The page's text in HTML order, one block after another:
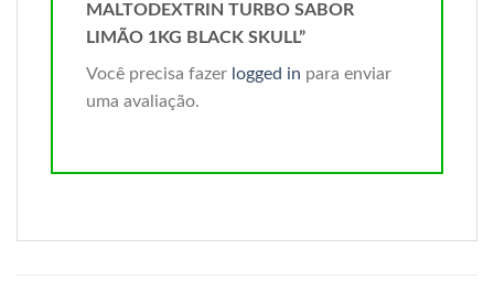
MALTODEXTRIN TURBO SABOR
LIMÃO 1KG BLACK SKULL”
Você precisa fazer logged in para enviar
uma avaliação.